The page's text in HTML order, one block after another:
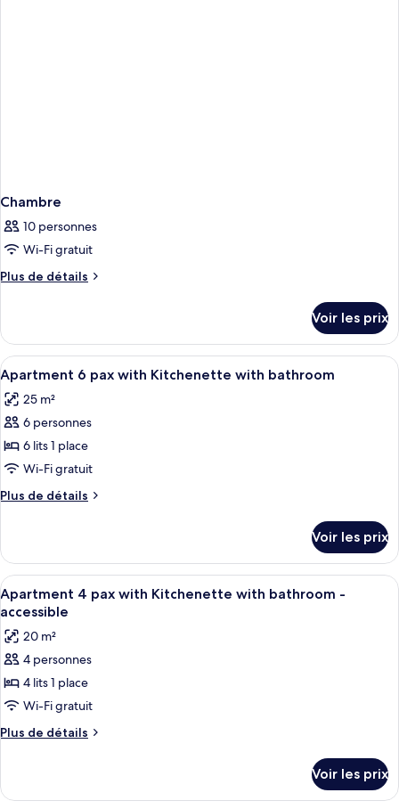
Chambre
10 personnes
Wi-Fi gratuit
Plus de détails
Plus
le
type
de
chambre
Chambre
Voir les prix
Afficher
toutes
les
photos
pour
ce
type
de
Apartment
pax
with
Kitchenette
with
bathroom
Une chambre d’hôtel avec deux lits,
8
Apartment 6 pax with Kitchenette with bathroom
25 m²
6 personnes
6 lits 1 place
Wi-Fi gratuit
Plus de détails
Plus
le
type
de
chambre
6
pax
Kitchenette
with
Voir les prix
Afficher
toutes
les
photos
pour
ce
type
de
4
Une chambre d’hôtel moderne
8
Apartment 4 pax with Kitchenette with bathroom -
accessible
20 m²
4 personnes
4 lits 1 place
Wi-Fi gratuit
Plus de détails
Plus
le
Voir les prix